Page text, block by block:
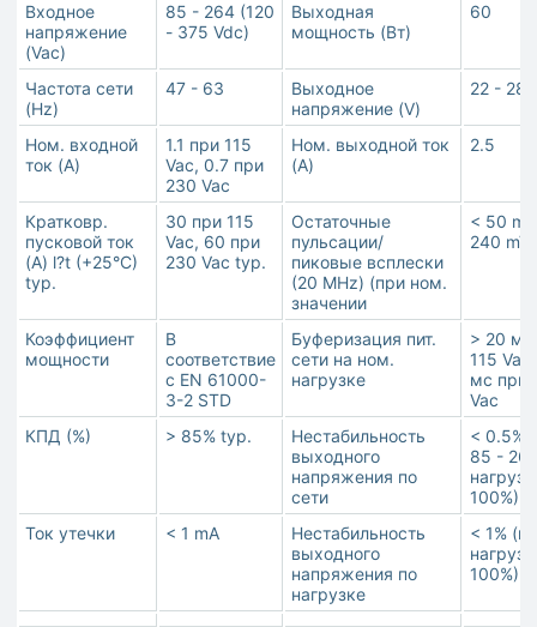
Входное
напряжение
(Vac)
85 - 264 (120
- 375 Vdc)
Выходная
мощность (Вт)
60
Частота сети
(Hz)
47 - 63
Выходное
напряжение (V)
22 - 28
Ном. входной
ток (A)
1.1 при 115
Vac, 0.7 при
230 Vac
Ном. выходной ток
(A)
2.5
Кратковр.
пусковой ток
(A) l?t (+25°C)
typ.
30 при 115
Vac, 60 при
230 Vac typ.
Остаточные
пульсации/
пиковые всплески
(20 MHz) (при ном.
значении
< 50
240
Коэффициент
мощности
В
соответствие
с EN 61000-
3-2 STD
Буферизация пит.
сети на ном.
нагрузке
> 20 мс
115
мс при
Vac
КПД (%)
> 85% typ.
Нестабильность
выходного
напряжения по
сети
< 0.5%
85 -
100%)
Ток утечки
< 1 mA
Нестабильность
выходного
напряжения по
нагрузке
< 1%
100%)